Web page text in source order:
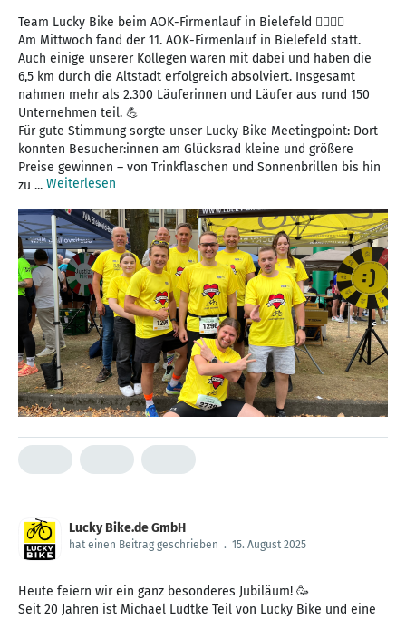
Team Lucky Bike beim AOK-Firmenlauf in Bielefeld 🏃‍♂️🏃‍♀️
Am Mittwoch fand der 11. AOK-Firmenlauf in Bielefeld statt.
Auch einige unserer Kollegen waren mit dabei und haben die
6,5 km durch die Altstadt erfolgreich absolviert. Insgesamt
nahmen mehr als 2.300 Läuferinnen und Läufer aus rund 150
Unternehmen teil. 💪
Für gute Stimmung sorgte unser Lucky Bike Meetingpoint: Dort
konnten Besucher:innen am Glücksrad kleine und größere
Preise gewinnen – von Trinkflaschen und Sonnenbrillen bis hin
zu ... Weiterlesen
Lucky Bike.de GmbH
hat einen Beitrag geschrieben . 15. August 2025
Heute feiern wir ein ganz besonderes Jubiläum! 🥳
Seit 20 Jahren ist Michael Lüdtke Teil von Lucky Bike und eine